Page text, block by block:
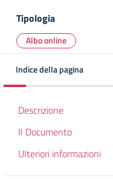
Tipologia
Albo online
Indice della pagina
Descrizione
Il Documento
Ulteriori informazioni